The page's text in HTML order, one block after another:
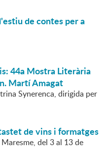
de contes per a
44a Mostra Literària
Martí Amagat
Synerenca, dirigida per
de vins i formatges
del 3 al 13 de